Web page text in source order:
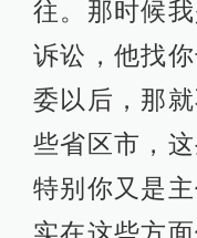
往。那时候
诉讼，他找
委以后，那
些省区市，
特别你又是
实在这些方